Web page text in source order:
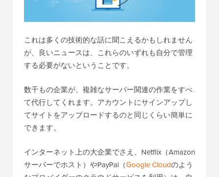
これは多くの技術的な話に聞こえるかもしれません
が、良いニュースは、これらのいずれも自分で管理
する必要がないということです。
数千もの企業が、複雑なサーバー関連の作業をすべ
て代行してくれます。アカウントにサインアップし
てサイトをアップロードするのと同じくらい簡単に
できます。
インターネット上の大企業でさえ、Netflix（Amazon
サーバーでホスト）やPayPal（Google Cloudのよう